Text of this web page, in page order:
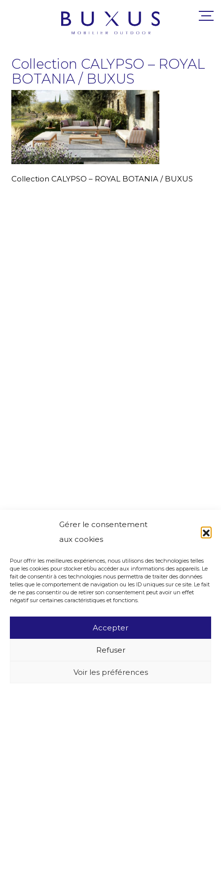
Gérer le consentement
aux cookies
Pour offrir les meilleures expériences, nous utilisons des technologies telles
que les cookies pour stocker et/ou accéder aux informations des appareils. Le
fait de consentir à ces technologies nous permettra de traiter des données
telles que le comportement de navigation ou les ID uniques sur ce site. Le fait
de ne pas consentir ou de retirer son consentement peut avoir un effet
négatif sur certaines caractéristiques et fonctions.
Accepter
Refuser
Voir les préférences
Collection CALYPSO – ROYAL
BOTANIA / BUXUS
Collection CALYPSO – ROYAL BOTANIA / BUXUS